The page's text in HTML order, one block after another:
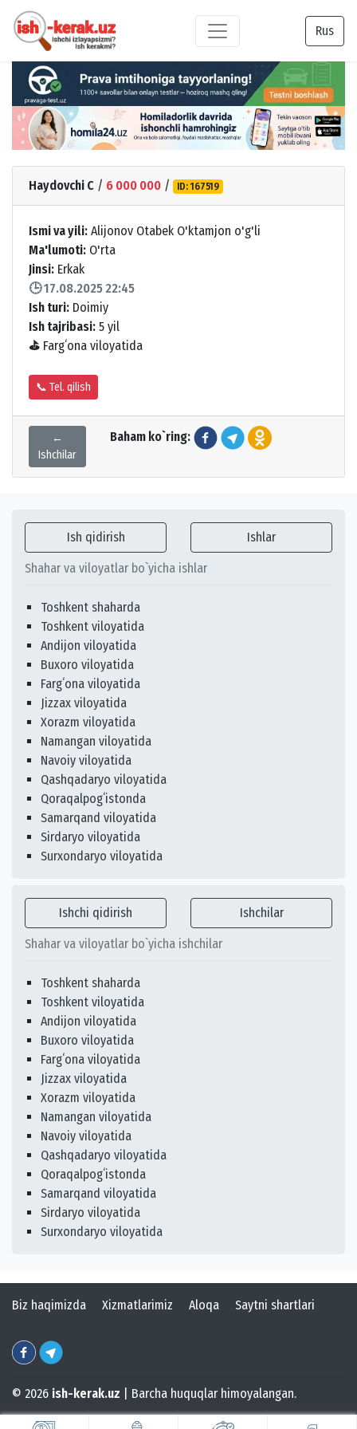
Rus
Haydovchi C / 6 000 000 / ID: 167519
Ismi va yili: Alijonov Otabek O'ktamjon o'g'li
Ma'lumoti: O'rta
Jinsi: Erkak
🕒 17.08.2025 22:45
Ish turi: Doimiy
Ish tajribasi: 5 yil
⛳ Fargʻona viloyatida
📞 Tel. qilish
←
Ishchilar
Baham ko`ring:
Ish qidirish Ishlar
Shahar va viloyatlar bo`yicha ishlar
Toshkent shaharda
Toshkent viloyatida
Andijon viloyatida
Buxoro viloyatida
Fargʻona viloyatida
Jizzax viloyatida
Xorazm viloyatida
Namangan viloyatida
Navoiy viloyatida
Qashqadaryo viloyatida
Qoraqalpogʻistonda
Samarqand viloyatida
Sirdaryo viloyatida
Surxondaryo viloyatida
Ishchi qidirish Ishchilar
Shahar va viloyatlar bo`yicha ishchilar
Toshkent shaharda
Toshkent viloyatida
Andijon viloyatida
Buxoro viloyatida
Fargʻona viloyatida
Jizzax viloyatida
Xorazm viloyatida
Namangan viloyatida
Navoiy viloyatida
Qashqadaryo viloyatida
Qoraqalpogʻistonda
Samarqand viloyatida
Sirdaryo viloyatida
Surxondaryo viloyatida
Biz haqimizda Xizmatlarimiz Aloqa Saytni shartlari
© 2026 ish-kerak.uz | Barcha huquqlar himoyalangan.